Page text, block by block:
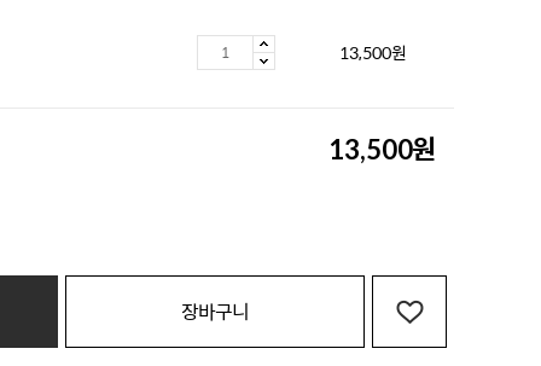
13,500원
13,500원
장바구니